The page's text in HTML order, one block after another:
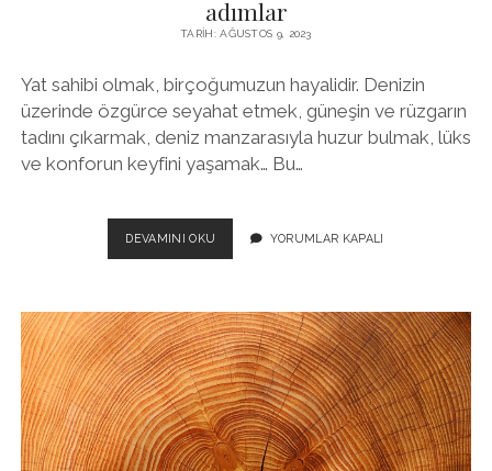
adımlar
TARIH: AĞUSTOS 9, 2023
Yat sahibi olmak, birçoğumuzun hayalidir. Denizin
üzerinde özgürce seyahat etmek, güneşin ve rüzgarın
tadını çıkarmak, deniz manzarasıyla huzur bulmak, lüks
ve konforun keyfini yaşamak… Bu…
DEVAMINI OKU
SAHIBI
GERÇEKLEŞTIRMEK
IÇIN
IZLENMESI
GEREKEN
ADIMLAR
YORUMLAR KAPALI